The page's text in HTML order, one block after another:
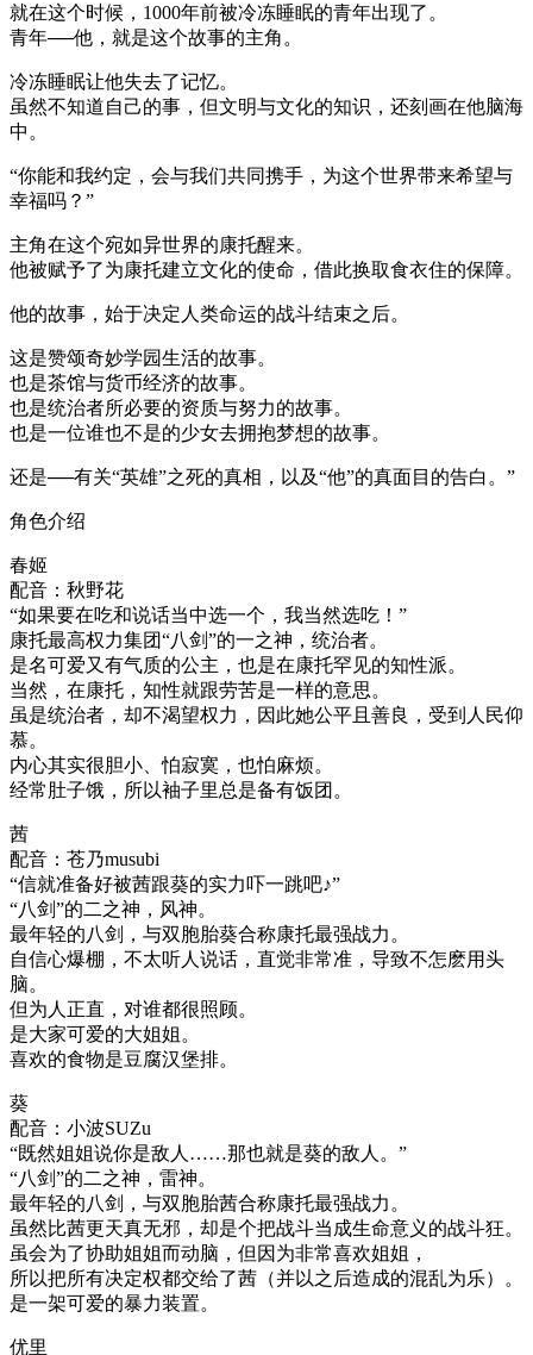
就在这个时候，1000年前被冷冻睡眠的青年出现了。
青年──他，就是这个故事的主角。
冷冻睡眠让他失去了记忆。
虽然不知道自己的事，但文明与文化的知识，还刻画在他脑海
中。
“你能和我约定，会与我们共同携手，为这个世界带来希望与
幸福吗？”
主角在这个宛如异世界的康托醒来。
他被赋予了为康托建立文化的使命，借此换取食衣住的保障。
他的故事，始于决定人类命运的战斗结束之后。
这是赞颂奇妙学园生活的故事。
也是茶馆与货币经济的故事。
也是统治者所必要的资质与努力的故事。
也是一位谁也不是的少女去拥抱梦想的故事。
还是──有关“英雄”之死的真相，以及“他”的真面目的告白。”
角色介绍
春姬
配音：秋野花
“如果要在吃和说话当中选一个，我当然选吃！”
康托最高权力集团“八剑”的一之神，统治者。
是名可爱又有气质的公主，也是在康托罕见的知性派。
当然，在康托，知性就跟劳苦是一样的意思。
虽是统治者，却不渴望权力，因此她公平且善良，受到人民仰
慕。
内心其实很胆小、怕寂寞，也怕麻烦。
经常肚子饿，所以袖子里总是备有饭团。
茜
配音：苍乃musubi
“信就准备好被茜跟葵的实力吓一跳吧♪”
“八剑”的二之神，风神。
最年轻的八剑，与双胞胎葵合称康托最强战力。
自信心爆棚，不太听人说话，直觉非常准，导致不怎麽用头
脑。
但为人正直，对谁都很照顾。
是大家可爱的大姐姐。
喜欢的食物是豆腐汉堡排。
葵
配音：小波SUZu
“既然姐姐说你是敌人……那也就是葵的敌人。”
“八剑”的二之神，雷神。
最年轻的八剑，与双胞胎茜合称康托最强战力。
虽然比茜更天真无邪，却是个把战斗当成生命意义的战斗狂。
虽会为了协助姐姐而动脑，但因为非常喜欢姐姐，
所以把所有决定权都交给了茜（并以之后造成的混乱为乐）。
是一架可爱的暴力装置。
优里